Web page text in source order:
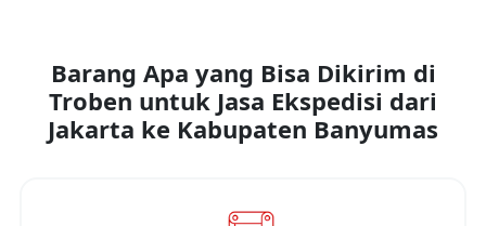
Barang Apa yang Bisa Dikirim di
Troben untuk Jasa Ekspedisi dari
Jakarta ke Kabupaten Banyumas